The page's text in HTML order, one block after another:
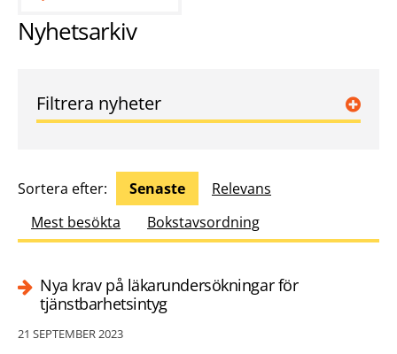
Nyhetsarkiv
Filtrera nyheter
Sortera efter: Senaste
Relevans
Mest besökta
Bokstavsordning
Nya krav på läkarundersökningar för
tjänstbarhetsintyg
21 SEPTEMBER 2023